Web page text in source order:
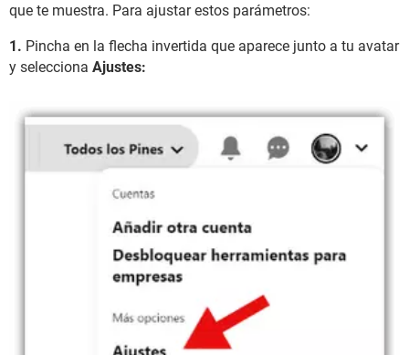
que te muestra. Para ajustar estos parámetros:
1. Pincha en la flecha invertida que aparece junto a tu avatar
y selecciona Ajustes: